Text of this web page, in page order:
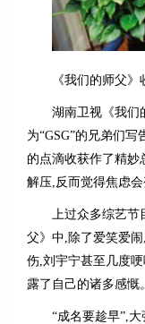
《我们的师父》
湖南卫视《我们的
为“GSG”的兄弟们
的点滴收获作了精
解压,反而觉得焦虑会
上过众多综艺节目
父》中,除了爱笑爱
伤,刘宇宁甚至几度
露了自己的诸多感慨。
“成名要趁早”,大